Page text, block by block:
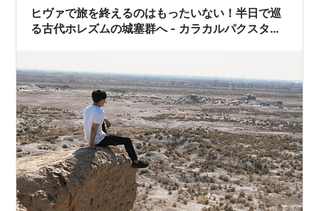
ヒヴァで旅を終えるのはもったいない！半日で巡
る古代ホレズムの城塞群へ - カラカルパクスタ